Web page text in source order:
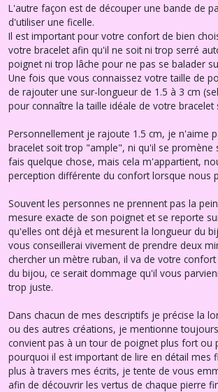
L'autre façon est de découper une bande de
d'utiliser une ficelle.
Il est important pour votre confort de bien
votre bracelet afin qu'il ne soit ni trop serré
poignet ni trop lâche pour ne pas se balader
Une fois que vous connaissez votre taille de
de rajouter une sur-longueur de 1.5 à 3 cm
pour connaître la taille idéale de votre bracelet
Personnellement je rajoute 1.5 cm, je n'aime
bracelet soit trop "ample", ni qu'il se promène
fais quelque chose, mais cela m'appartient,
perception différente du confort lorsque nous
Souvent les personnes ne prennent pas la
mesure exacte de son poignet et se reporte
qu'elles ont déjà et mesurent la longueur du
vous conseillerai vivement de prendre deux
chercher un mètre ruban, il va de votre
du bijou, ce serait dommage qu'il vous
trop juste.
Dans chacun de mes descriptifs je précise la
ou des autres créations, je mentionne
convient pas à un tour de poignet plus fort ou
pourquoi il est important de lire en détail mes
plus à travers mes écrits, je tente de vous
afin de découvrir les vertus de chaque pierre